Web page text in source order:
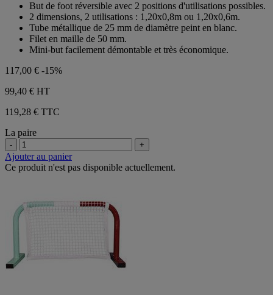
étoiles.
But de foot réversible avec 2 positions d'utilisations possibles.
2 dimensions, 2 utilisations : 1,20x0,8m ou 1,20x0,6m.
Tube métallique de 25 mm de diamètre peint en blanc.
Filet en maille de 50 mm.
Mini-but facilement démontable et très économique.
117,00 € -15%
99,40 € HT
119,28 € TTC
La paire
- +
Ajouter au panier
Ce produit n'est pas disponible actuellement.